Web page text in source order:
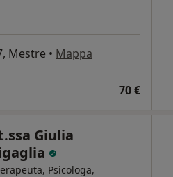
Mestre • Mappa
70 €
Giulia
Psicologa,